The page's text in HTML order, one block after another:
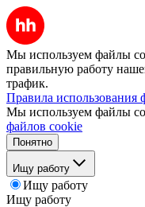
Мы используем файлы
правильную работу
трафик.
Правила использования
Мы используем файлы
файлов cookie
Понятно
Ищу работу
Ищу работу
Ищу работу